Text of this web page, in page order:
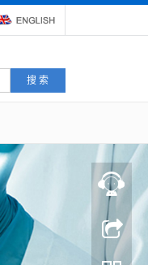
搜 索